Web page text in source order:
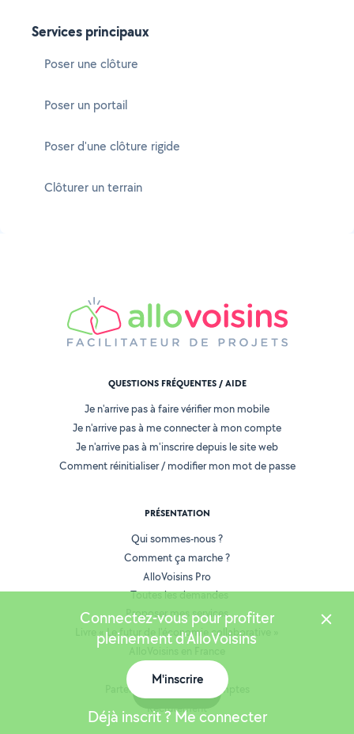
Services principaux
Poser une clôture
Poser un portail
Poser d'une clôture rigide
Clôturer un terrain
QUESTIONS FRÉQUENTES / AIDE
Je n'arrive pas à faire vérifier mon mobile
Je n'arrive pas à me connecter à mon compte
Je n'arrive pas à m'inscrire depuis le site web
Comment réinitialiser / modifier mon mot de passe
PRÉSENTATION
Qui sommes-nous ?
Comment ça marche ?
AlloVoisins Pro
Toutes les demandes
Proposer mes services
Livre « Le futur de l'économie collaborative »
Partenaires et Grands Comptes
Recrutement
Connectez-vous pour profiter
pleinement d'AlloVoisins
M'inscrire
Déjà inscrit ? Me connecter